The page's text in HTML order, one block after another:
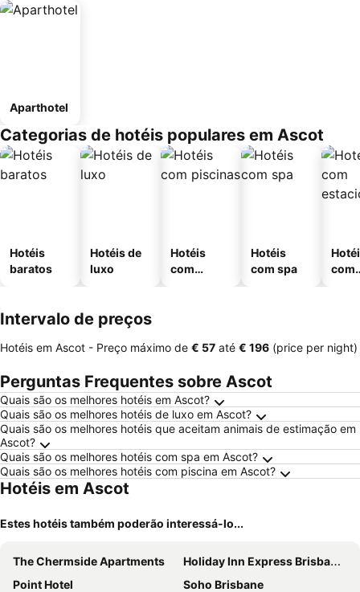
Aparthotel
Categorias de hotéis populares em Ascot
Hotéis
baratos
Hotéis de
luxo
Hotéis
com
Hotéis
com spa
com
Intervalo de preços
Hotéis em Ascot - Preço máximo de ‎€ 57 até ‎€ 196 (price per night)
Perguntas Frequentes sobre Ascot
Quais são os melhores hotéis em Ascot?
Quais são os melhores hotéis de luxo em Ascot?
Quais são os melhores hotéis que aceitam animais de estimação em
Ascot?
Quais são os melhores hotéis com spa em Ascot?
Quais são os melhores hotéis com piscina em Ascot?
Hotéis em Ascot
Estes hotéis também poderão interessá-lo...
The Chermside Apartments
Holiday Inn Express Brisbane Central By Ihg
Point Hotel
Soho Brisbane